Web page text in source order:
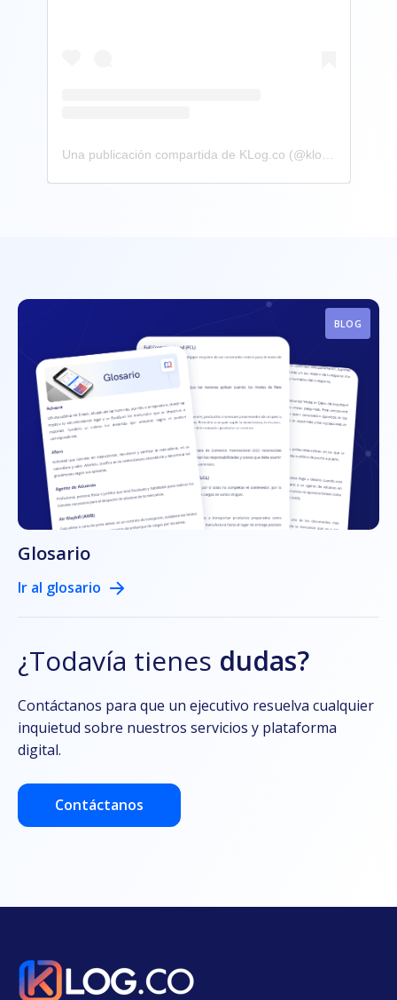
Una publicación compartida de KLog.co (@klog.co)
BLOG
Glosario
Ir al glosario
¿Todavía tienes dudas?
Contáctanos para que un ejecutivo resuelva cualquier
inquietud sobre nuestros servicios y plataforma
digital.
Contáctanos